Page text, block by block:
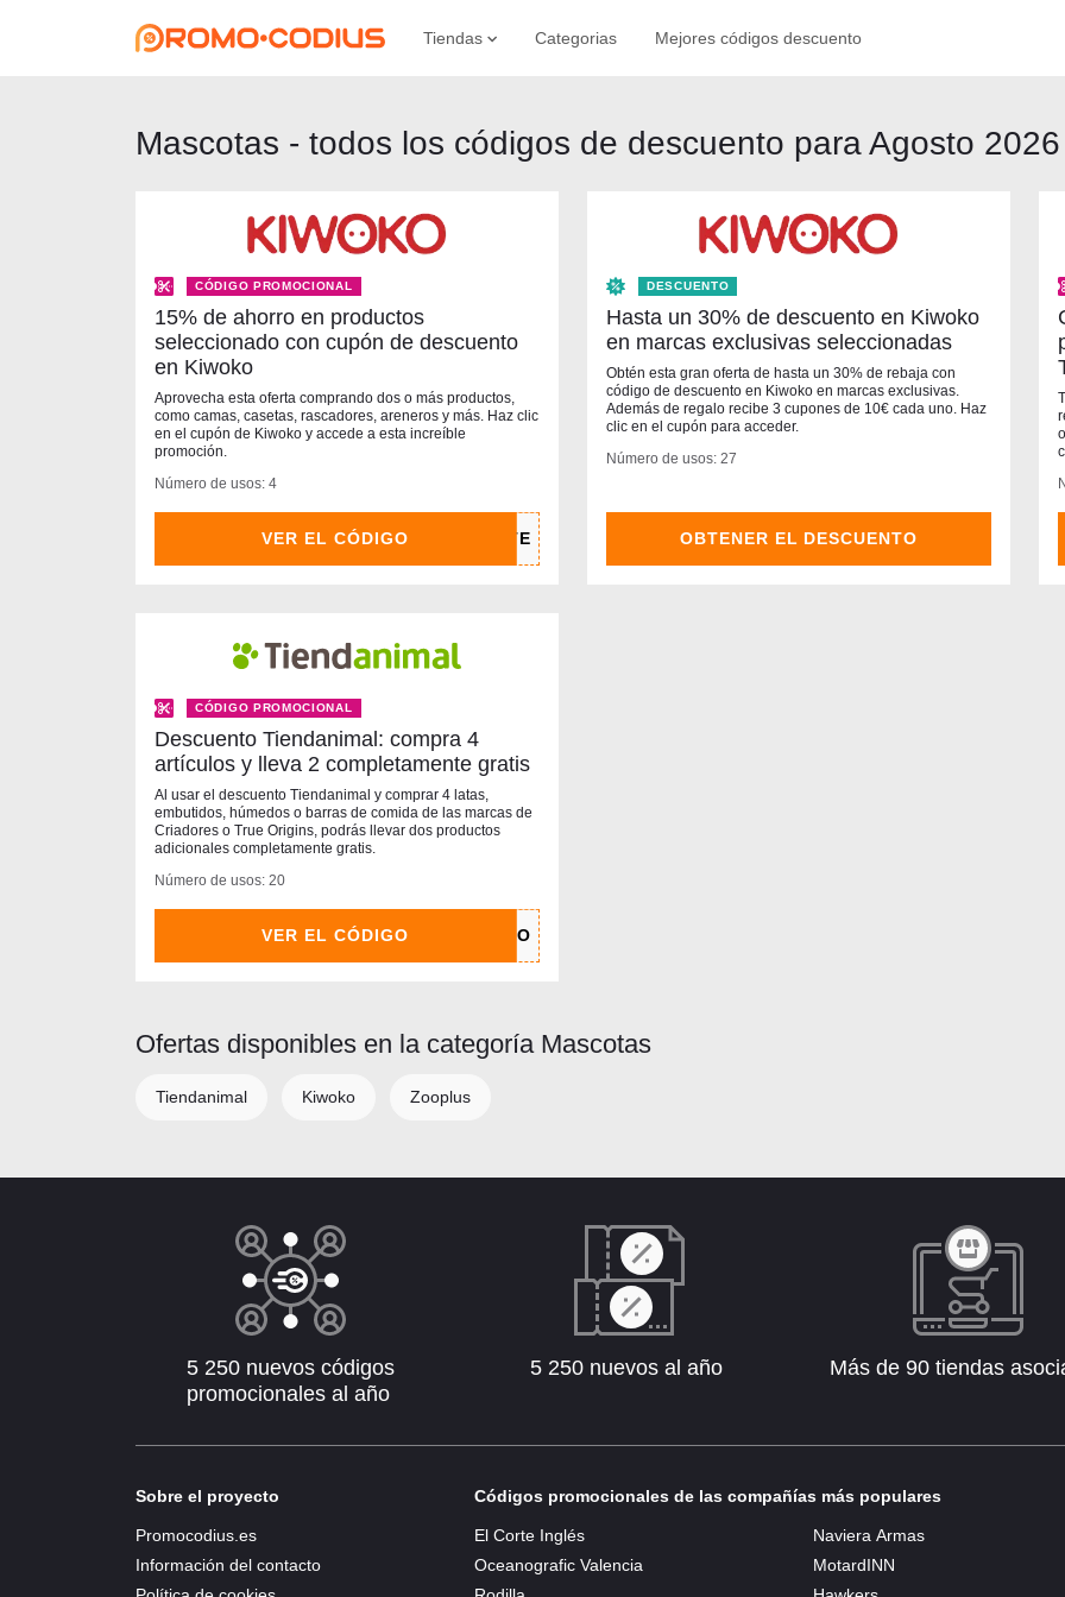
Tiendas Categorias Mejores códigos descuento
Mascotas - todos los códigos de descuento para Agosto 2026
CÓDIGO PROMOCIONAL
15% de ahorro en productos
seleccionado con cupón de descuento
en Kiwoko
Aprovecha esta oferta comprando dos o más productos,
como camas, casetas, rascadores, areneros y más. Haz clic
en el cupón de Kiwoko y accede a esta increíble
promoción.
Número de usos: 4
VER EL CÓDIGO
DESCUENTO
Hasta un 30% de descuento en Kiwoko
en marcas exclusivas seleccionadas
Obtén esta gran oferta de hasta un 30% de rebaja con
código de descuento en Kiwoko en marcas exclusivas.
Además de regalo recibe 3 cupones de 10€ cada uno. Haz
clic en el cupón para acceder.
Número de usos: 27
OBTENER EL DESCUENTO
CÓDIGO PROMOCIONAL
Descuento Tiendanimal: compra 4
artículos y lleva 2 completamente gratis
Al usar el descuento Tiendanimal y comprar 4 latas,
embutidos, húmedos o barras de comida de las marcas de
Criadores o True Origins, podrás llevar dos productos
adicionales completamente gratis.
Número de usos: 20
VER EL CÓDIGO
Ofertas disponibles en la categoría Mascotas
Tiendanimal Kiwoko Zooplus
5 250 nuevos códigos
promocionales al año
5 250 nuevos al año Más de 90 tiendas
Sobre el proyecto
Promocodius.es
Información del contacto
Códigos promocionales de las compañías más populares
El Corte Inglés
Oceanografic Valencia
Naviera Armas
MotardINN